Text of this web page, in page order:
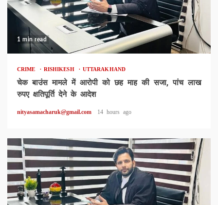
1 min read
CRIME RISHIKESH UTTARAKHAND
चेक बाउंस मामले में आरोपी को छह माह की सजा, पांच लाख
रुपए क्षतिपूर्ति देने के आदेश
nityasamacharuk@gmail.com 14 hours ago